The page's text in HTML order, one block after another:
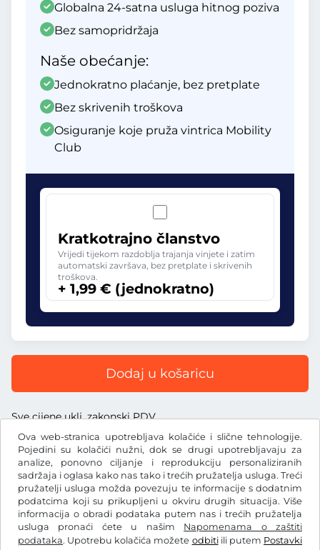
Ova web-stranica upotrebljava kolačiće i slične tehnologije.
Pojedini su kolačići nužni, dok se drugi upotrebljavaju za
analize, ponovno ciljanje i reprodukciju personaliziranih
sadržaja i oglasa kako nas tako i trećih pružatelja usluga. Treći
pružatelji usluga možda povezuju te informacije s dodatnim
podatcima koji su prikupljeni u okviru drugih situacija. Više
informacija o obradi podataka putem nas i trećih pružatelja
usluga pronaći ćete u našim Napomenama o zaštiti
podataka. Upotrebu kolačića možete odbitiili putem Postavki
Globalna 24-satna usluga hitnog poziva
Bez samopridržaja
Naše obećanje:
Jednokratno plaćanje, bez pretplate
Bez skrivenih troškova
Osiguranje koje pruža vintrica Mobility
Club
Kratkotrajno članstvo
Vrijedi tijekom razdoblja trajanja vinjete i zatim
automatski završava, bez pretplate i skrivenih
troškova.
+ 1,99 € (jednokratno)
Dodaj u košaricu
Sve cijene uklj. zakonski PDV
€EUR
Facebook Instagram